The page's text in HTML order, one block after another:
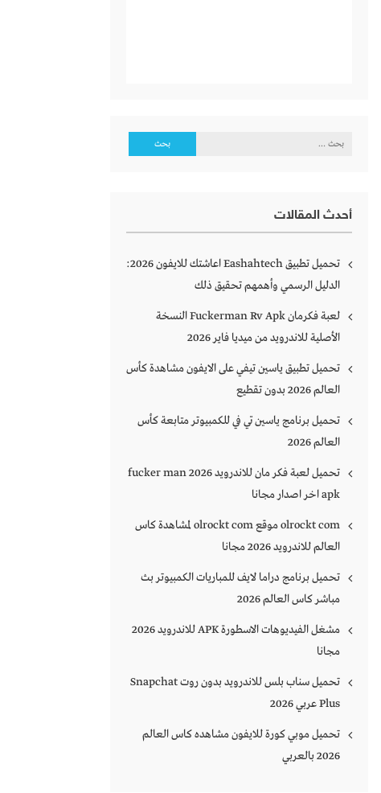
البحث
أحدث المقالات
تحميل تطبيق Eashahtech اعاشتك للايفون 2026:
الدليل الرسمي وأهمهم تحقيق ذلك
لعبة فكرمان Fuckerman Rv Apk النسخة
الأصلية للاندرويد من ميديا فاير 2026
تحميل تطبيق ياسين تيفي على الايفون مشاهدة كأس
العالم 2026 بدون تقطيع
تحميل برنامج ياسين تي في للكمبيوتر متابعة كأس
العالم 2026
تحميل لعبة فكر مان للاندرويد 2026 fucker man
apk اخر اصدار مجانا
olrockt com موقع olrockt com لمشاهدة كاس
العالم للاندرويد 2026 مجانا
تحميل برنامج دراما لايف للمباريات الكمبيوتر بث
مباشر كاس العالم 2026
مشغل الفيديوهات الاسطورة APK للاندرويد 2026
مجانا
تحميل سناب بلس للاندرويد بدون روت Snapchat
Plus‏ عربي 2026
تحميل موبي كورة للايفون مشاهده كاس العالم
2026 بالعربي